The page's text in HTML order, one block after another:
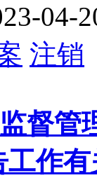
04-
注销
督管
作